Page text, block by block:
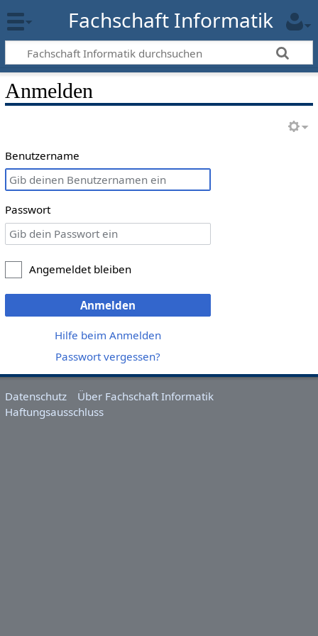
Fachschaft Informatik
Anmelden
Benutzername
Passwort
Angemeldet bleiben
Anmelden
Hilfe beim Anmelden
Passwort vergessen?
Datenschutz
Über Fachschaft Informatik
Haftungsausschluss